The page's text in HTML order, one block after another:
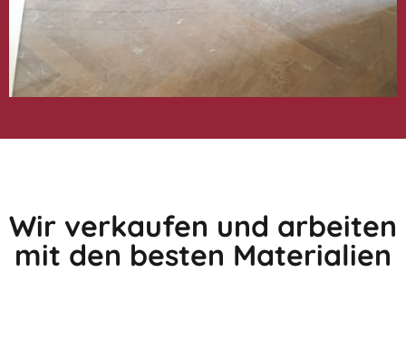
Wir verkaufen und arbeiten
mit den besten Materialien